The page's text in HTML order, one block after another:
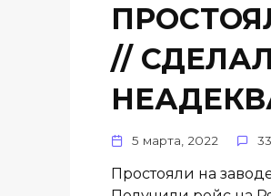
//
5 марта, 2022 33
Простояли на